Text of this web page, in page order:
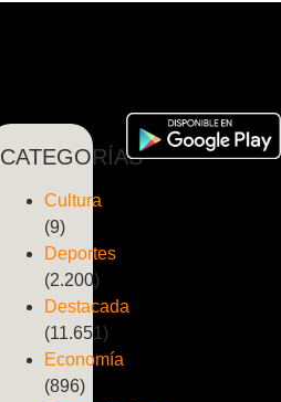
CATEGORÍAS
Cultura
(9)
Deportes
(2.200)
Destacada
(11.651)
Economía
(896)